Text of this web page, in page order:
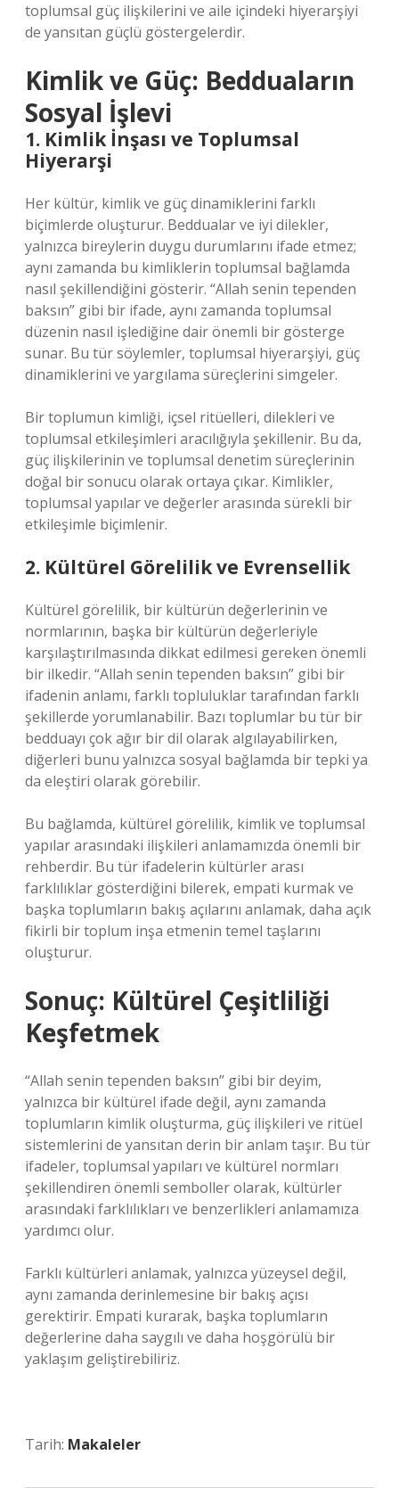
toplumsal güç ilişkilerini ve aile içindeki hiyerarşiyi
de yansıtan güçlü göstergelerdir.
Kimlik ve Güç: Bedduaların
Sosyal İşlevi
1. Kimlik İnşası ve Toplumsal
Hiyerarşi
Her kültür, kimlik ve güç dinamiklerini farklı
biçimlerde oluşturur. Beddualar ve iyi dilekler,
yalnızca bireylerin duygu durumlarını ifade etmez;
aynı zamanda bu kimliklerin toplumsal bağlamda
nasıl şekillendiğini gösterir. “Allah senin tependen
baksın” gibi bir ifade, aynı zamanda toplumsal
düzenin nasıl işlediğine dair önemli bir gösterge
sunar. Bu tür söylemler, toplumsal hiyerarşiyi, güç
dinamiklerini ve yargılama süreçlerini simgeler.
Bir toplumun kimliği, içsel ritüelleri, dilekleri ve
toplumsal etkileşimleri aracılığıyla şekillenir. Bu da,
güç ilişkilerinin ve toplumsal denetim süreçlerinin
doğal bir sonucu olarak ortaya çıkar. Kimlikler,
toplumsal yapılar ve değerler arasında sürekli bir
etkileşimle biçimlenir.
2. Kültürel Görelilik ve Evrensellik
Kültürel görelilik, bir kültürün değerlerinin ve
normlarının, başka bir kültürün değerleriyle
karşılaştırılmasında dikkat edilmesi gereken önemli
bir ilkedir. “Allah senin tependen baksın” gibi bir
ifadenin anlamı, farklı topluluklar tarafından farklı
şekillerde yorumlanabilir. Bazı toplumlar bu tür bir
bedduayı çok ağır bir dil olarak algılayabilirken,
diğerleri bunu yalnızca sosyal bağlamda bir tepki ya
da eleştiri olarak görebilir.
Bu bağlamda, kültürel görelilik, kimlik ve toplumsal
yapılar arasındaki ilişkileri anlamamızda önemli bir
rehberdir. Bu tür ifadelerin kültürler arası
farklılıklar gösterdiğini bilerek, empati kurmak ve
başka toplumların bakış açılarını anlamak, daha açık
fikirli bir toplum inşa etmenin temel taşlarını
oluşturur.
Sonuç: Kültürel Çeşitliliği
Keşfetmek
“Allah senin tependen baksın” gibi bir deyim,
yalnızca bir kültürel ifade değil, aynı zamanda
toplumların kimlik oluşturma, güç ilişkileri ve ritüel
sistemlerini de yansıtan derin bir anlam taşır. Bu tür
ifadeler, toplumsal yapıları ve kültürel normları
şekillendiren önemli semboller olarak, kültürler
arasındaki farklılıkları ve benzerlikleri anlamamıza
yardımcı olur.
Farklı kültürleri anlamak, yalnızca yüzeysel değil,
aynı zamanda derinlemesine bir bakış açısı
gerektirir. Empati kurarak, başka toplumların
değerlerine daha saygılı ve daha hoşgörülü bir
yaklaşım geliştirebiliriz.
Tarih: Makaleler